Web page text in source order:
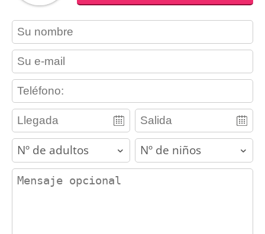
contact_name
contact_email
contact_phone
adults children
contact_message